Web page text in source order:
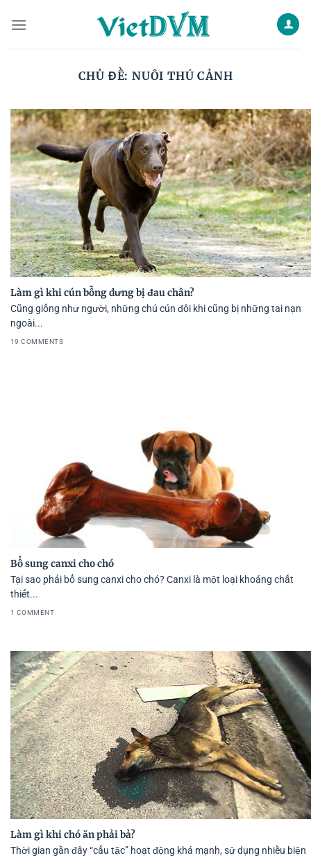
CHỦ ĐỀ: NUÔI THÚ CẢNH
Làm gì khi cún bỗng dưng bị đau chân?
Cũng giống như người, những chú cún đôi khi cũng bị những tai nạn
ngoài...
19 COMMENTS
Bổ sung canxi cho chó
Tại sao phải bổ sung canxi cho chó? Canxi là một loại khoáng chất
thiết...
1 COMMENT
Làm gì khi chó ăn phải bả?
Thời gian gần đây “cẩu tặc” hoạt động khá mạnh, sử dụng nhiều biện